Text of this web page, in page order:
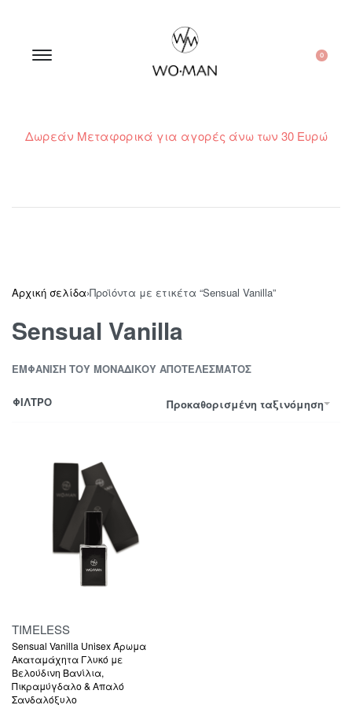
0
Δωρεάν Μεταφορικά για αγορές άνω των 30 Ευρώ
Αρχική σελίδα›Προϊόντα με ετικέτα “Sensual Vanilla”
Sensual Vanilla
ΕΜΦΆΝΙΣΗ ΤΟΥ ΜΟΝΑΔΙΚΟΎ ΑΠΟΤΕΛΈΣΜΑΤΟΣ
Προκαθορισμένη ταξινόμηση
ΦΙΛΤΡΟ
TIMELESS
Sensual Vanilla Unisex Άρωμα
Ακαταμάχητα Γλυκό με
Βελούδινη Βανίλια,
Πικραμύγδαλο & Απαλό
Σανδαλόξυλο